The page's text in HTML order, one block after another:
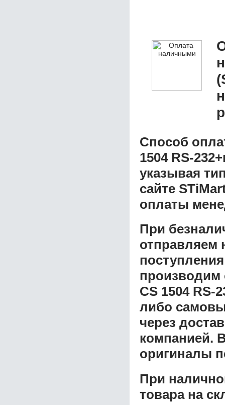
Способ
1504 RS-
указывая
сайте
оплаты
При
отправляем
производим
СS 1504 RS-
либо
через
компанией.
оригиналы
При
товара на